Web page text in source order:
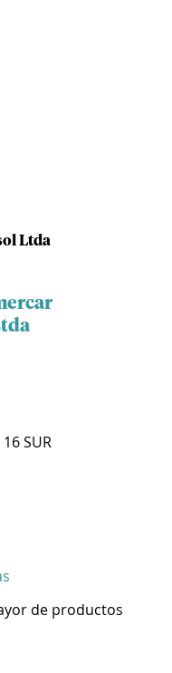
Ltda
16 SUR
de productos